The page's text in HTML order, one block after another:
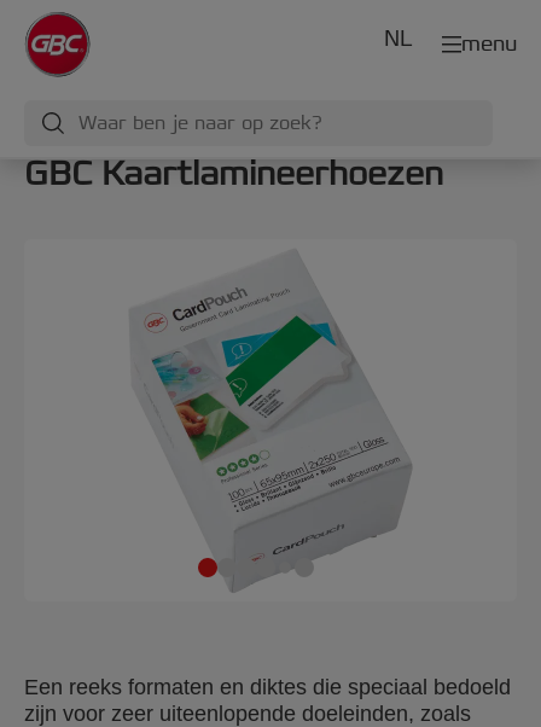
menu
NL
GBC Kaartlamineerhoezen
Een reeks formaten en diktes die speciaal bedoeld
zijn voor zeer uiteenlopende doeleinden, zoals